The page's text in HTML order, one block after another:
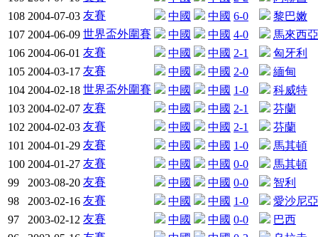
108 2004-07-03 友賽 中國 中國 6-0
黎巴嫩
107 2004-06-09 世界盃外圍賽 中國 中國 4-0
馬來西亞
106 2004-06-01 友賽 中國 中國 2-1
匈牙利
105 2004-03-17 友賽 中國 中國 2-0
緬甸
104 2004-02-18 世界盃外圍賽 中國 中國 1-0
科威特
103 2004-02-07 友賽 中國 中國 2-1
芬蘭
102 2004-02-03 友賽 中國 中國 2-1
芬蘭
101 2004-01-29 友賽 中國 中國 1-0
馬其頓
100 2004-01-27 友賽 中國 中國 0-0
馬其頓
99
2003-08-20 友賽 中國 中國 0-0
智利
98
2003-02-16 友賽 中國 中國 1-0
愛沙尼亞
97
2003-02-12 友賽 中國 中國 0-0
巴西